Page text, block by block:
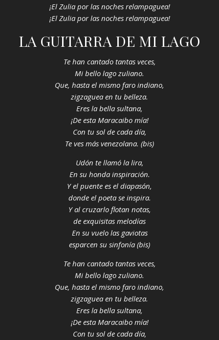
¡El Zulia por las noches relampaguea!
¡El Zulia por las noches relampaguea!
LA GUITARRA DE MI LAGO
Te han cantado tantas veces,
Mi bello lago zuliano.
Que, hasta el mismo faro indiano,
zigzaguea en tu belleza.
Eres la bella sultana,
¡De esta Maracaibo mía!
Con tu sol de cada día,
Te ves más venezolana. (bis)
Udón te llamó la lira,
En su honda inspiración.
Y el puente es el diapasón,
donde el poeta se inspira.
Y al cruzarlo flotan notas,
de exquisitas melodías
En su vuelo las gaviotas
esparcen su sinfonía (bis)
Te han cantado tantas veces,
Mi bello lago zuliano.
Que, hasta el mismo faro indiano,
zigzaguea en tu belleza.
Eres la bella sultana,
¡De esta Maracaibo mía!
Con tu sol de cada día,